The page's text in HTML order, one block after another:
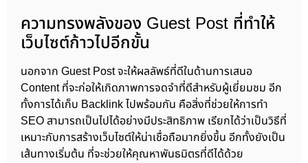
ความทรงพลังของ Guest Post ที่ทำให้
เว็บไซต์ก้าวไปอีกขั้น
นอกจาก Guest Post จะให้ผลลัพธ์ที่ดีในด้านการเสนอ
Content ที่จะก่อให้เกิดภาพการจดจำที่ดีสำหรับผู้เยี่ยมชม อีก
ทั้งการได้เก็บ Backlink ไปพร้อมกัน คือสิ่งที่ช่วยให้การทำ
SEO สามารถเป็นไปได้อย่างมีประสิทธิภาพ เรียกได้ว่าเป็นวิธีที่
เหมาะกับการสร้างเว็บไซต์ให้น่าเชื่อถือมากยิ่งขึ้น อีกทั้งยังเป็น
เส้นทางเริ่มต้น ที่จะช่วยให้คุณหาพันธมิตรที่ดีได้ด้วย